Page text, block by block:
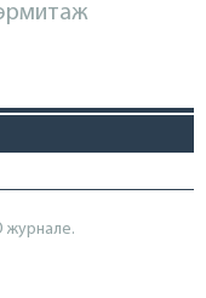
журнале.